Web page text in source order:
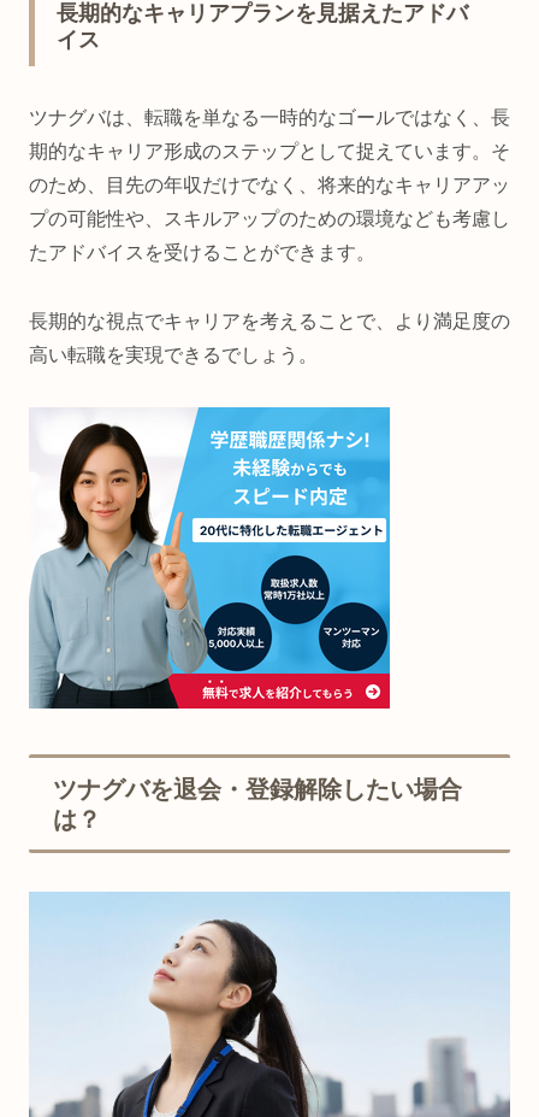
長期的なキャリアプランを見据えたアドバ
イス
ツナグバは、転職を単なる一時的なゴールではなく、長
期的なキャリア形成のステップとして捉えています。そ
のため、目先の年収だけでなく、将来的なキャリアアッ
プの可能性や、スキルアップのための環境なども考慮し
たアドバイスを受けることができます。
長期的な視点でキャリアを考えることで、より満足度の
高い転職を実現できるでしょう。
ツナグバを退会・登録解除したい場合
は？